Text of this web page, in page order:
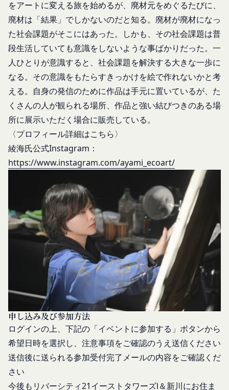
をアートに変える旅を始めるが、廃材元をめぐるたびに、
廃材は「結果」でしかないのだと知る。廃材が廃材になっ
た社会課題がそこにはあった。しかも、その社会課題は普
段生活していても意識をしないような事ばかりだった。一
人ひとりが意識すると、社会課題を解決する大きな一歩に
なる。その意識をもたらすきっかけを絵で作れないかと考
える。自身の発信のために作品は手元に置いているが、た
くさんの人が観られる場所、作品と強い結びつきのある場
所に展示いただく場合に販売している。
〈プロフィール詳細はこちら〉
綾海氏公式Instagram：
https://www.instagram.com/ayami_ecoart/
申し込み及び参加方法
ログインの上、下記の「イベントに参加する」ボタンから
希望日時を選択し、注意事項をご確認のうえ送信ください
送信後に送られる参加受付完了メールの内容をご確認くだ
さい
今後もリバーシティ21イーストタワーズⅠ＆新川にお住ま
方法により、お客様の同意を取得するものとしま
す。
その他の注意事項
当社が提供するサービスは、当社が管理するサービ
ス以外のサービスへのリンクを含む場合があり、こ
れら外部サービスにおける内容や利用者情報の保護
については、当社は一切責任を負いません。
発効日：2021年9月1日
当社または第三者の財産権、プライバシー権、
著作権等の知的財産権、その他の権利または利
益を侵害する行為
当社または第三者を誹謗、中傷する行為
当社もしくは第三者に対して、迷惑、不利益ま
たは損害を与える行為
お客様IDおよびパスワードを不正に使用する行
為
同業者の再販など、営利目的で商品等を購入す
る行為
その他、当社が不適切と判断する行為
会員の行為が本規約に違反すると当社が判断した場
合、当社は、通知または催告をすることなく、当該
会員の登録の抹消、当社が提供する一切のサービス
の利用禁止、停止、本サービス上に公開した提供物
（本規約第10条3項で定義します。）の削除その他
の必要な措置を講じることができるものとします。
当社が前項に定める措置を講じた場合において、当
社は、会員に対し、当該措置を講じた理由を開示す
る義務及び当該措置により会員に生じた損害を賠償
する義務並びにその他一切の義務を負わないものと
します。
第9条（当社が提供するコンテンツに関する知的財
産権等）
本サービスを通じて会員に提供する文章、イラス
ト、デザイン、写真、画像、ロゴ、アイコン、映
像、プログラム等（以下「コンテンツ」といいま
す。）の著作権、商標権およびその他の知的財産権
は全て当社または当社にコンテンツの使用を許諾す
侵害する行為を行わないものとします。